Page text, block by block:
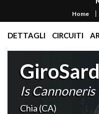
Home
DETTAGLI CIRCUITI
Is Cannoneris
Chia (CA)